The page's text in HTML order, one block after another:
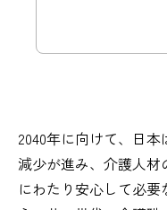
2040年に向けて、日
減少が進み、介護人
にわたり安心して必